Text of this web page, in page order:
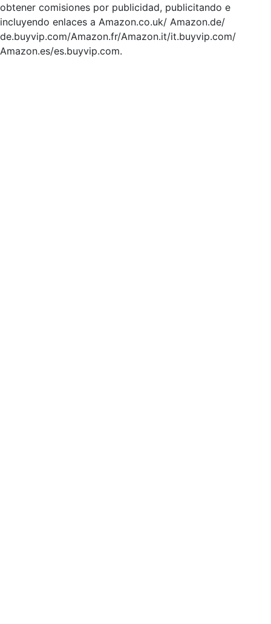
obtener comisiones por publicidad, publicitando e
incluyendo enlaces a Amazon.co.uk/ Amazon.de/
de.buyvip.com/Amazon.fr/Amazon.it/it.buyvip.com/
Amazon.es/es.buyvip.com.